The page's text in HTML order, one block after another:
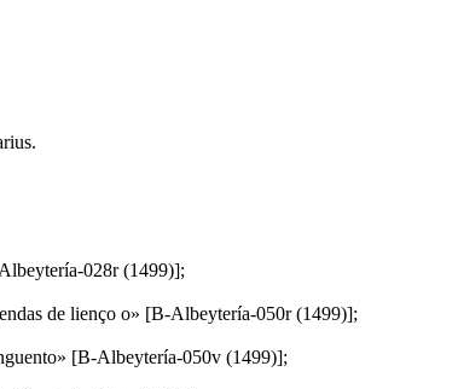
028r (1499)];
de lienço o» [B-Albeytería-050r (1499)];
[B-Albeytería-050v (1499)];